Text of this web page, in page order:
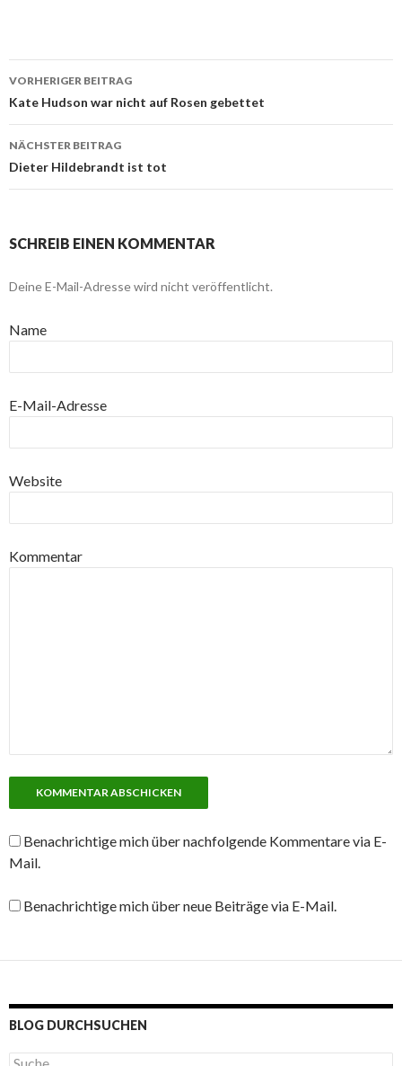
Beitragsnavigation
VORHERIGER BEITRAG
Kate Hudson war nicht auf Rosen gebettet
NÄCHSTER BEITRAG
Dieter Hildebrandt ist tot
SCHREIB EINEN KOMMENTAR
Deine E-Mail-Adresse wird nicht veröffentlicht.
Name
E-Mail-Adresse
Website
Kommentar
Benachrichtige mich über nachfolgende Kommentare via E-
Mail.
Benachrichtige mich über neue Beiträge via E-Mail.
BLOG DURCHSUCHEN
S